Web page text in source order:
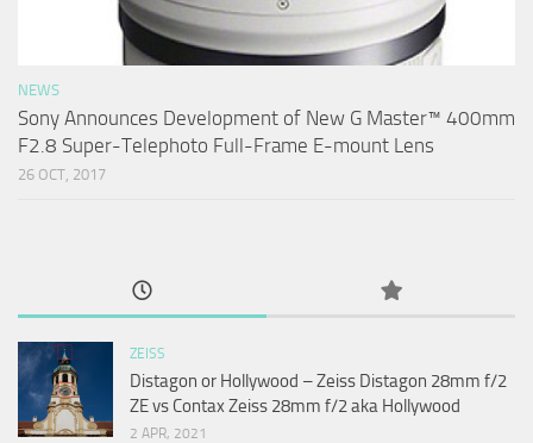
NEWS
Sony Announces Development of New G Master™ 400mm
F2.8 Super-Telephoto Full-Frame E-mount Lens
26 OCT, 2017
ZEISS
Distagon or Hollywood – Zeiss Distagon 28mm f/2
ZE vs Contax Zeiss 28mm f/2 aka Hollywood
2 APR, 2021